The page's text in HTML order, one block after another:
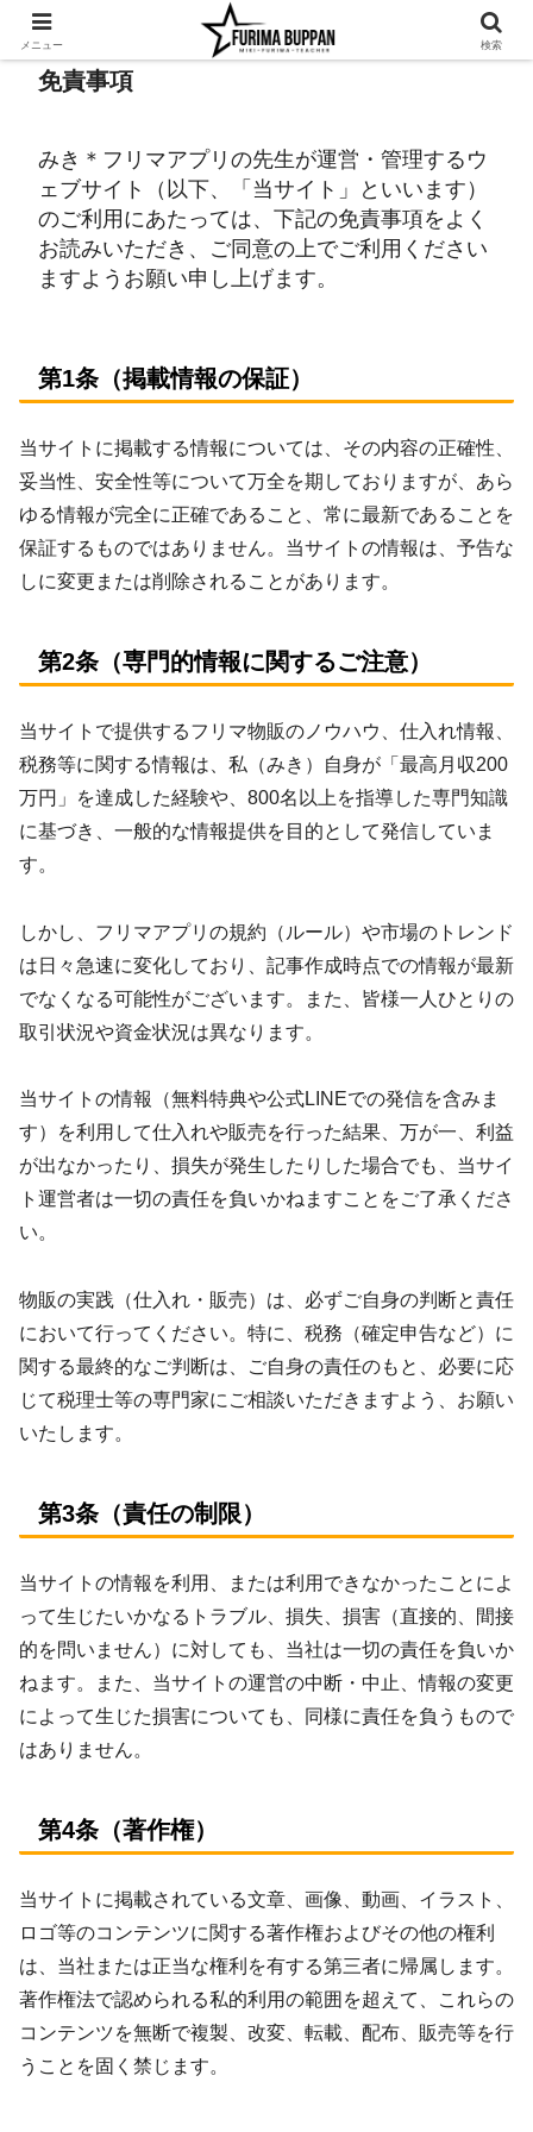
免責事項
みき＊フリマアプリの先生が運営・管理するウ
ェブサイト（以下、「当サイト」といいます）
のご利用にあたっては、下記の免責事項をよく
お読みいただき、ご同意の上でご利用ください
ますようお願い申し上げます。
第1条（掲載情報の保証）
当サイトに掲載する情報については、その内容の正確性、
妥当性、安全性等について万全を期しておりますが、あら
ゆる情報が完全に正確であること、常に最新であることを
保証するものではありません。当サイトの情報は、予告な
しに変更または削除されることがあります。
第2条（専門的情報に関するご注意）
当サイトで提供するフリマ物販のノウハウ、仕入れ情報、
税務等に関する情報は、私（みき）自身が「最高月収200
万円」を達成した経験や、800名以上を指導した専門知識
に基づき、一般的な情報提供を目的として発信していま
す。
しかし、フリマアプリの規約（ルール）や市場のトレンド
は日々急速に変化しており、記事作成時点での情報が最新
でなくなる可能性がございます。また、皆様一人ひとりの
取引状況や資金状況は異なります。
当サイトの情報（無料特典や公式LINEでの発信を含みま
す）を利用して仕入れや販売を行った結果、万が一、利益
が出なかったり、損失が発生したりした場合でも、当サイ
ト運営者は一切の責任を負いかねますことをご了承くださ
い。
物販の実践（仕入れ・販売）は、必ずご自身の判断と責任
において行ってください。特に、税務（確定申告など）に
関する最終的なご判断は、ご自身の責任のもと、必要に応
じて税理士等の専門家にご相談いただきますよう、お願い
いたします。
第3条（責任の制限）
当サイトの情報を利用、または利用できなかったことによ
って生じたいかなるトラブル、損失、損害（直接的、間接
的を問いません）に対しても、当社は一切の責任を負いか
ねます。また、当サイトの運営の中断・中止、情報の変更
によって生じた損害についても、同様に責任を負うもので
はありません。
第4条（著作権）
当サイトに掲載されている文章、画像、動画、イラスト、
ロゴ等のコンテンツに関する著作権およびその他の権利
は、当社または正当な権利を有する第三者に帰属します。
著作権法で認められる私的利用の範囲を超えて、これらの
コンテンツを無断で複製、改変、転載、配布、販売等を行
うことを固く禁じます。
メニュー 検索